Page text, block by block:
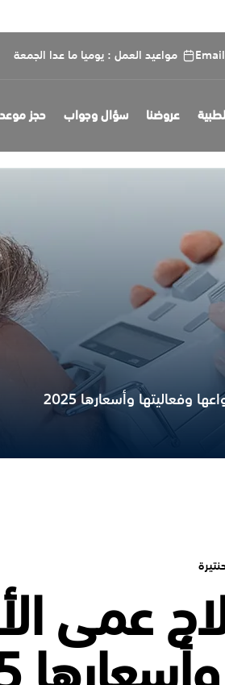
مواعيد العمل : يوميا ما عدا الجمعة
عروضنا سؤال وجواب حجز موعد
وفعاليتها وأسعارها 2025
عمى